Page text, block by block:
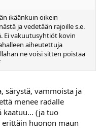
ikäänkuin oikein
ja vedetään rajoille s.e.
Ei vakuutusyhtiöt kovin
aiheutettuja
ne voisi sitten poistaa
särystä, vammoista ja
menee radalle
kaatuu... (ja tuo
huonon maun